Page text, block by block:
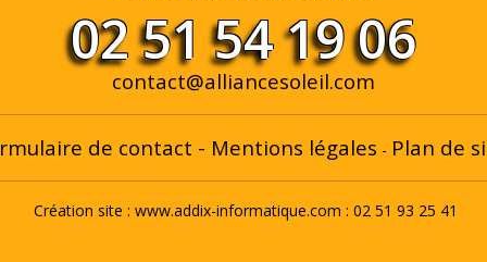
02 51 54 19 06
contact@alliancesoleil.com
de contact - Mentions légales - Plan de
Création site : www.addix-informatique.com : 02 51 93 25 41